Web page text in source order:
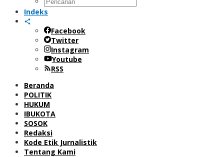
Indeks
Facebook
Twitter
Instagram
Youtube
RSS
Beranda
POLITIK
HUKUM
IBUKOTA
SOSOK
Redaksi
Kode Etik Jurnalistik
Tentang Kami